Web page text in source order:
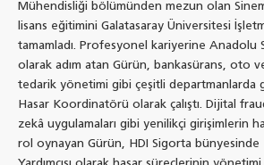
Mühendisliği bölümünden mezun olan
lisans eğitimini Galatasaray Üniversitesi
tamamladı. Profesyonel kariyerine Anadolu
olarak adım atan Gürün, bankasürans, oto
tedarik yönetimi gibi çeşitli departmanlarda
Hasar Koordinatörü olarak çalıştı. Dijital
zekâ uygulamaları gibi yenilikçi girişimlerin
rol oynayan Gürün, HDI Sigorta bünyesinde